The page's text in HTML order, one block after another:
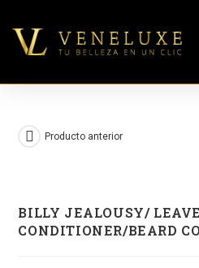
Producto anterior
BILLY JEALOUSY/ LEAVE
CONDITIONER/BEARD